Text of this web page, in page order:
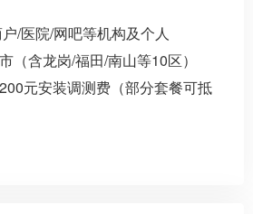
户/医院/网吧等机构及个人
（含龙岗/福田/南山等10区）
元安装调测费（部分套餐可抵